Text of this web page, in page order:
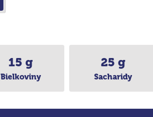
15 g
Bielkoviny
25 g
Sacharidy